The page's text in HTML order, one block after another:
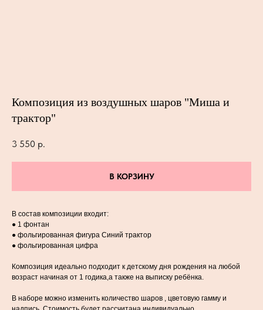
Композиция из воздушных шаров "Миша и
трактор"
3 550 р.
В КОРЗИНУ
В состав композиции входит:
● 1 фонтан
● фольгированная фигура Синий трактор
● фольгированная цифра
Композиция идеально подходит к детскому дня рождения на любой
возраст начиная от 1 годика,а также на выписку ребёнка.
В наборе можно изменить количество шаров , цветовую гамму и